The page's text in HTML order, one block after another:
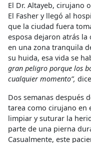
El Dr. Altayeb, cirujano
El Fasher y llegó al
que la ciudad fuera
esposa dejaron atrás
en una zona tranquila
su huida, esa vida se
gran peligro porque los
cualquier momento”,
Dos semanas después
tarea como cirujano en
limpiar y suturar la
parte de una pierna
Casualmente, este